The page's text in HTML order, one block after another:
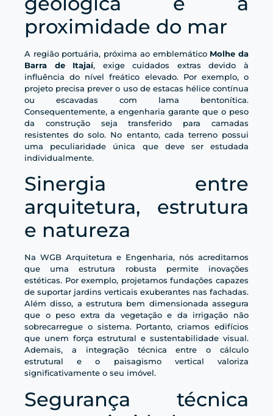
proximidade do mar
A região portuária, próxima ao emblemático Molhe da
Barra de Itajaí, exige cuidados extras devido à
influência do nível freático elevado. Por exemplo, o
projeto precisa prever o uso de estacas hélice contínua
ou escavadas com lama bentonítica.
Consequentemente, a engenharia garante que o peso
da construção seja transferido para camadas
resistentes do solo. No entanto, cada terreno possui
uma peculiaridade única que deve ser estudada
individualmente.
Sinergia entre
arquitetura, estrutura
e natureza
Na WGB Arquitetura e Engenharia, nós acreditamos
que uma estrutura robusta permite inovações
estéticas. Por exemplo, projetamos fundações capazes
de suportar jardins verticais exuberantes nas fachadas.
Além disso, a estrutura bem dimensionada assegura
que o peso extra da vegetação e da irrigação não
sobrecarregue o sistema. Portanto, criamos edifícios
que unem força estrutural e sustentabilidade visual.
Ademais, a integração técnica entre o cálculo
estrutural e o paisagismo vertical valoriza
significativamente o seu imóvel.
Segurança técnica